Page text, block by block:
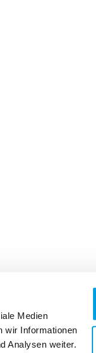
Medien
wir Informationen
Analysen weiter.